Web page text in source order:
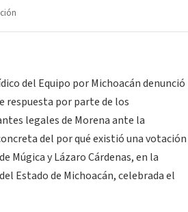
del Equipo por Michoacán denunció
respuesta por parte de los
legales de Morena ante la
del por qué existió una votación
Múgica y Lázaro Cárdenas, en la
Estado de Michoacán, celebrada el